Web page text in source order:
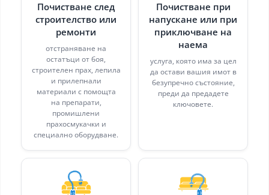
Почистване след
строителство или
ремонти
отстраняване на
остатъци от боя,
строителен прах, лепила
и прилепнали
материали с помощта
на препарати,
промишлени
прахосмукачки и
специално оборудване.
Почистване при
напускане или при
приключване на
наема
услуга, която има за цел
да остави вашия имот в
безупречно състояние,
преди да предадете
ключовете.